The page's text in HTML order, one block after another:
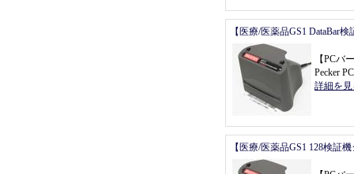
【医療/医薬品GS1 DataBar
【PCバ
Pecker
詳細を
【医療/医薬品GS1 128検証